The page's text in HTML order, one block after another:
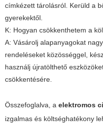
címkézett tárolásról. Kerüld a
gyerekektől.
K: Hogyan csökkenthetem a
A: Vásárolj alapanyagokat
rendeléseket közösséggel,
használj újratölthető
csökkentésére.
Összefoglalva, a elektromos
izgalmas és költséghatékony